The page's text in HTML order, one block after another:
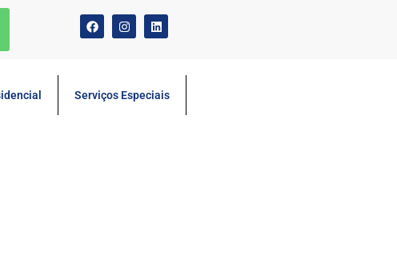
Serviços Especiais